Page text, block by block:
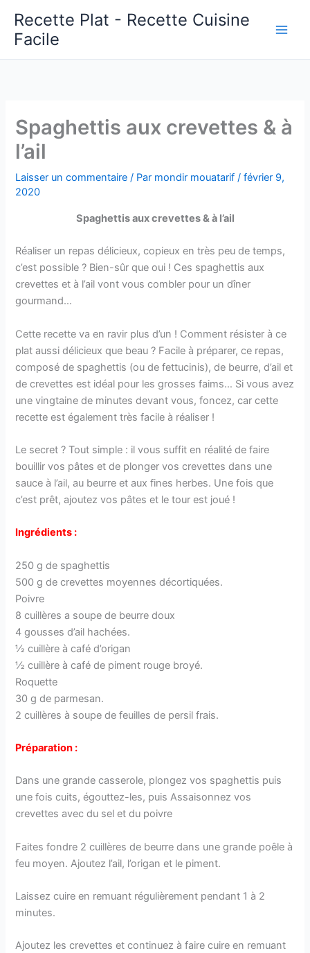
contenu
Recette Plat - Recette Cuisine
Facile
Spaghettis aux crevettes & à
l’ail
Laisser un commentaire / Par mondir mouatarif/février 9,
2020
Spaghettis aux crevettes & à l’ail
Réaliser un repas délicieux, copieux en très peu de temps,
c’est possible ? Bien-sûr que oui ! Ces spaghettis aux
crevettes et à l’ail vont vous combler pour un dîner
gourmand…
Cette recette va en ravir plus d’un ! Comment résister à ce
plat aussi délicieux que beau ? Facile à préparer, ce repas,
composé de spaghettis (ou de fettucinis), de beurre, d’ail et
de crevettes est idéal pour les grosses faims… Si vous avez
une vingtaine de minutes devant vous, foncez, car cette
recette est également très facile à réaliser !
Le secret ? Tout simple : il vous suffit en réalité de faire
bouillir vos pâtes et de plonger vos crevettes dans une
sauce à l’ail, au beurre et aux fines herbes. Une fois que
c’est prêt, ajoutez vos pâtes et le tour est joué !
Ingrédients :
250 g de spaghettis
500 g de crevettes moyennes décortiquées.
Poivre
8 cuillères a soupe de beurre doux
4 gousses d’ail hachées.
½ cuillère à café d’origan
½ cuillère à café de piment rouge broyé.
Roquette
30 g de parmesan.
2 cuillères à soupe de feuilles de persil frais.
Préparation :
Dans une grande casserole, plongez vos spaghettis puis
une fois cuits, égouttez-les, puis Assaisonnez vos
crevettes avec du sel et du poivre
Faites fondre 2 cuillères de beurre dans une grande poêle à
feu moyen. Ajoutez l’ail, l’origan et le piment.
Laissez cuire en remuant régulièrement pendant 1 à 2
minutes.
Ajoutez les crevettes et continuez à faire cuire en remuant